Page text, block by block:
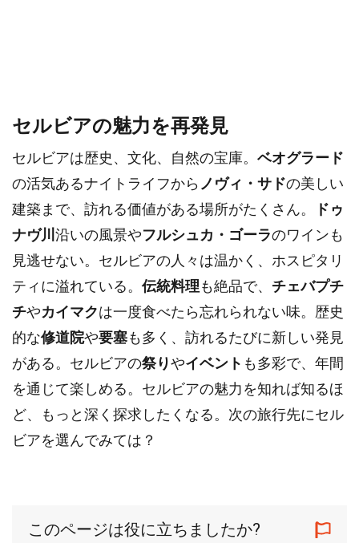
セルビアの魅力を再発見
セルビアは歴史、文化、自然の宝庫。 ベオグラード
の活気あるナイトライフから ノヴィ・サドの美しい
建築まで、訪れる価値がある場所がたくさん。
ドゥ
ナヴ川 沿いの風景やフルシュカ・ゴーラのワインも
見逃せない。セルビアの人々は温かく、ホスピタリ
ティに溢れている。 伝統料理も絶品で、 チェバプチ
チやカイマクは一度食べたら忘れられない味。歴史
的な修道院や要塞も多く、訪れるたびに新しい発見
がある。セルビアの祭りやイベント も多彩で、年間
を通じて楽しめる。セルビアの魅力を知れば知るほ
ど、もっと深く探求したくなる。次の旅行先にセル
ビアを選んでみては？
このページは役に立ちましたか?